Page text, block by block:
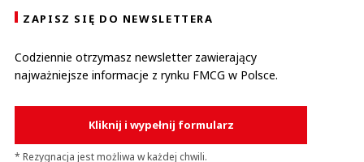
ZAPISZ SIĘ DO NEWSLETTERA
Codziennie otrzymasz newsletter zawierający
najważniejsze informacje z rynku FMCG w Polsce.
Kliknij i wypełnij formularz
* Rezygnacja jest możliwa w każdej chwili.